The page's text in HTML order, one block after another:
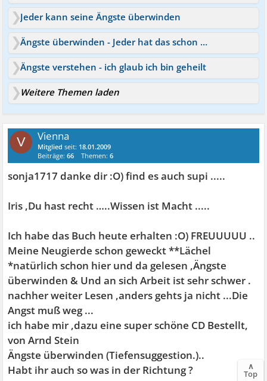
Jeder kann seine Ängste überwinden
Ängste überwinden - Jeder hat das schon getan
Ängste verstehen - ich glaub ich bin geheilt
Weitere Themen laden
V Vienna
Mitglied seit: 18.01.2009
Beiträge:66 Themen:6
sonja1717 danke dir :O) find es auch supi .....
Iris ,Du hast recht …..Wissen ist Macht .....
Ich habe das Buch heute erhalten :O) FREUUUUU ..
Meine Neugierde schon geweckt **Lächel
*natürlich schon hier und da gelesen ,Ängste
überwinden & Und an sich Arbeit ist sehr schwer .
nachher weiter Lesen ,anders gehts ja nicht ...Die
Angst muß weg ...
ich habe mir ,dazu eine super schöne CD Bestellt,
von Arnd Stein
Ängste überwinden (Tiefensuggestion.)..
Habt ihr auch so was in der Richtung ?
∧
Top